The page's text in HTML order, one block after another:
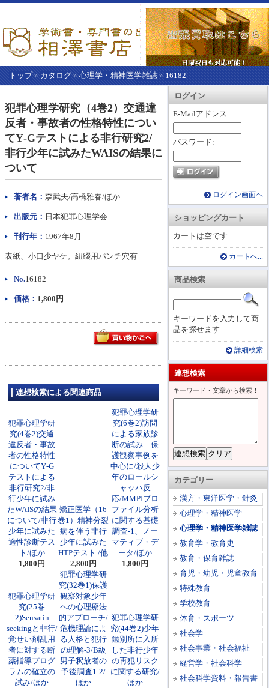
トップ» カタログ » 心理学・精神医学雑誌 » 16182
カートを見る
ログイン
E-Mailアドレス:
パスワード:
ログイン画面へ
ショッピングカート
カートは空です...
カートへ...
商品検索
キーワードを入力して商
品を探せます
詳細検索
連想検索
キーワード・文章から検索！
カテゴリー
漢方・東洋医学・針灸
心理学・精神医学
心理学・精神医学雑誌
教育学・教育史
教育・保育雑誌
育児・幼児・児童教育
特殊教育
学校教育
体育・スポーツ
社会学
社会事業・社会福祉
経営学・社会科学
社会科学資料・報告書
こ
か
ら
本
文】
犯罪心理学研究（4巻2）交通違
反者・事故者の性格特性につい
てY‐Gテストによる非行研究2/
非行少年に試みたWAISの結果に
ついて
著者名： 森武夫/高橋雅春/ほか
出版元： 日本犯罪心理学会
刊行年： 1967年8月
表紙、小口少ヤケ。紐綴用パンチ穴有
No.16182
価格： 1,800円
連想検索による関連商品
犯罪心理学研
究(4巻2)交通
違反者・事故
者の性格特性
についてY‐G
テストによる
非行研究2/非
行少年に試み
たWAISの結果
について/非行
少年に試みた
適性診断テス
ト/ほか
1,800円
矯正医学（16
巻1）精神分裂
病を伴う非行
少年に試みた
HTPテスト /他
2,800円
犯罪心理学研
究(6巻2)訪問
による家族診
断の試み―保
護観察事例を
中心に/殺人少
年のロールシ
ャッハ反
応/MMPIプロ
ファイル分析
に関する基礎
調査-1、ノー
マティブ・デ
ータ/ほか
1,800円
犯罪心理学研
究(25巻
2)Sensatin
seekingと非行/
覚せい剤乱用
者に対する断
薬指導プログ
ラムの確立の
試み/ほか
犯罪心理学研
究(32巻1)保護
観察対象少年
への心理療法
的アプローチ/
危機理論によ
る人格と犯行
の理解-3/B級
男子釈放者の
予後調査1-2/
ほか
犯罪心理学研
究(44巻2)少年
鑑別所に入所
した非行少年
の再犯リスク
に関する研究/
ほか